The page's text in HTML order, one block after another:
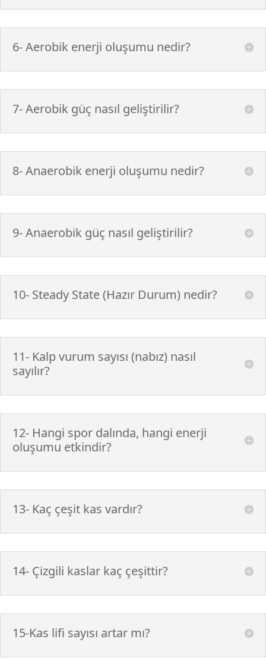
6- Aerobik enerji oluşumu nedir?
7- Aerobik güç nasıl geliştirilir?
8- Anaerobik enerji oluşumu nedir?
9- Anaerobik güç nasıl geliştirilir?
10- Steady State (Hazır Durum) nedir?
11- Kalp vurum sayısı (nabız) nasıl
sayılır?
12- Hangi spor dalında, hangi enerji
oluşumu etkindir?
13- Kaç çeşit kas vardır?
14- Çizgili kaslar kaç çeşittir?
15-Kas lifi sayısı artar mı?